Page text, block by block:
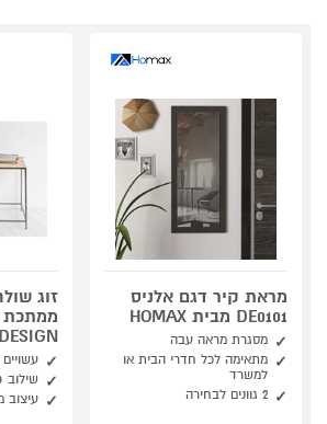
מראת קיר דגם אלניס
DE0101 מבית HOMAX
מסגרת מראה עבה
מתאימה לכל חדרי הבית או
למשרד
2 גוונים לבחירה
זוג
ממתכת
שילוב
עיצוב